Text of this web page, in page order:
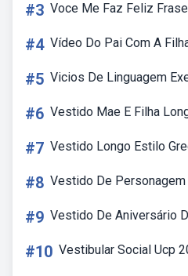
#3 Voce Me Faz Feliz
#4 Vídeo Do Pai Com A
#5 Vicios De Linguagem
#6 Vestido Mae E Filha
#7 Vestido Longo Estilo
#8 Vestido De
#9 Vestido De Aniversário
#10 Vestibular Social Ucp